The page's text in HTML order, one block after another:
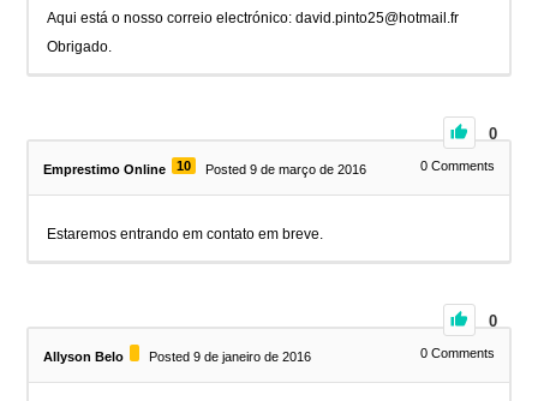
Aqui está o nosso correio electrónico: david.pinto25@hotmail.fr
Obrigado.
0
Emprestimo Online 10 Posted 9 de março de 2016 0Comments
Estaremos entrando em contato em breve.
0
Allyson Belo Posted 9 de janeiro de 2016 0Comments